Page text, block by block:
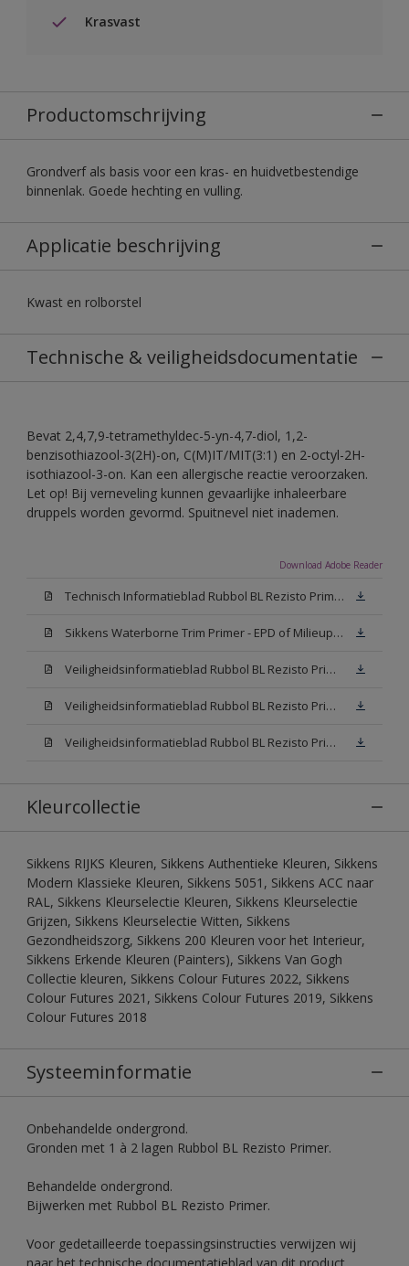
Krasvast
Productomschrijving
Grondverf als basis voor een kras- en huidvetbestendige
binnenlak. Goede hechting en vulling.
Applicatie beschrijving
Kwast en rolborstel
Technische & veiligheidsdocumentatie
Bevat 2,4,7,9-tetramethyldec-5-yn-4,7-diol, 1,2-
benzisothiazool-3(2H)-on, C(M)IT/MIT(3:1) en 2-octyl-2H-
isothiazool-3-on. Kan een allergische reactie veroorzaken.
Let op! Bij verneveling kunnen gevaarlijke inhaleerbare
druppels worden gevormd. Spuitnevel niet inademen.
Download Adobe Reader
Technisch Informatieblad Rubbol BL Rezisto Primer (New Livery) (PDF)
Sikkens Waterborne Trim Primer - EPD of Milieuproductverklaring
Veiligheidsinformatieblad Rubbol BL Rezisto Primer N00 (MSDS)
Veiligheidsinformatieblad Rubbol BL Rezisto Primer White (MSDS)
Veiligheidsinformatieblad Rubbol BL Rezisto Primer W05 (MSDS)
Kleurcollectie
Sikkens RIJKS Kleuren, Sikkens Authentieke Kleuren, Sikkens
Modern Klassieke Kleuren, Sikkens 5051, Sikkens ACC naar
RAL, Sikkens Kleurselectie Kleuren, Sikkens Kleurselectie
Grijzen, Sikkens Kleurselectie Witten, Sikkens
Gezondheidszorg, Sikkens 200 Kleuren voor het Interieur,
Sikkens Erkende Kleuren (Painters), Sikkens Van Gogh
Collectie kleuren, Sikkens Colour Futures 2022, Sikkens
Colour Futures 2021, Sikkens Colour Futures 2019, Sikkens
Colour Futures 2018
Systeeminformatie
Onbehandelde ondergrond.
Gronden met 1 à 2 lagen Rubbol BL Rezisto Primer.
Behandelde ondergrond.
Bijwerken met Rubbol BL Rezisto Primer.
Voor gedetailleerde toepassingsinstructies verwijzen wij